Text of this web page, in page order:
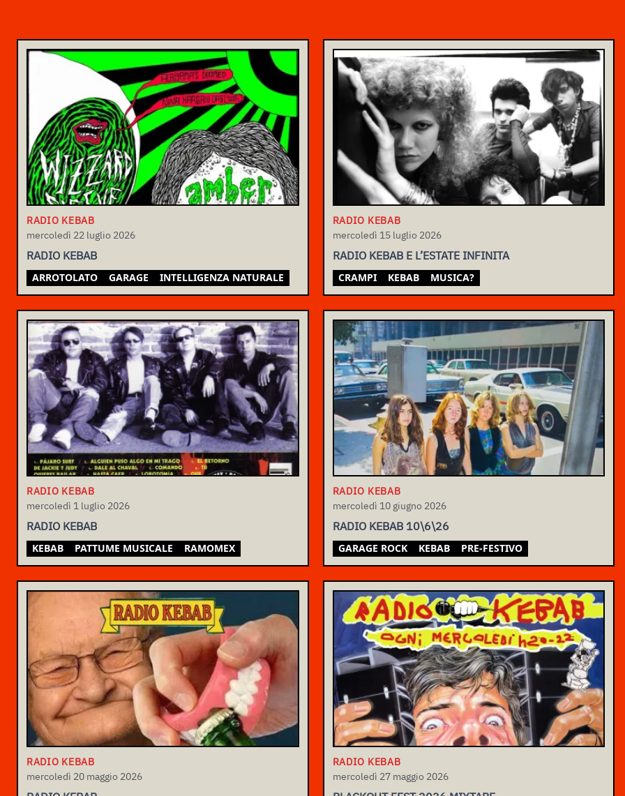
RADIO KEBAB
mercoledì 22 luglio 2026
RADIO KEBAB
ARROTOLATO GARAGE INTELLIGENZA NATURALE
RADIO KEBAB
mercoledì 15 luglio 2026
RADIO KEBAB E L’ESTATE INFINITA
CRAMPI KEBAB MUSICA?
RADIO KEBAB
mercoledì 1 luglio 2026
RADIO KEBAB
KEBAB PATTUME MUSICALE RAMOMEX
RADIO KEBAB
mercoledì 10 giugno 2026
RADIO KEBAB 10\6\26
GARAGE ROCK KEBAB PRE-FESTIVO
RADIO KEBAB
mercoledì 20 maggio 2026
RADIO KEBAB
mercoledì 27 maggio 2026